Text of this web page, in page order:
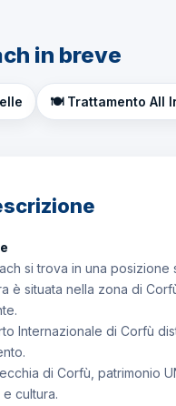
in breve
🍽️ Trattamento All
si trova in una
è situata nella zona di
Internazionale di Corfù
di Corfù, patrimonio
cultura.